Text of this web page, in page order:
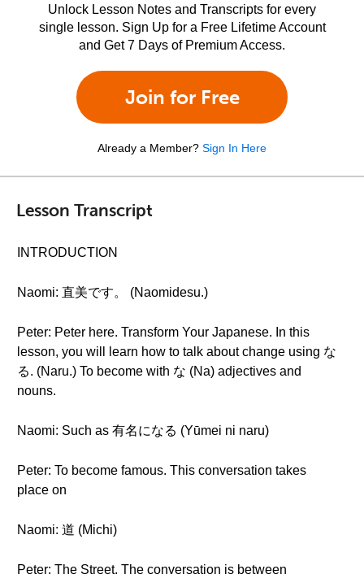
Unlock Lesson Notes and Transcripts for every
single lesson. Sign Up for a Free Lifetime Account
and Get 7 Days of Premium Access.
Join for Free
Already a Member? Sign In Here
Lesson Transcript
INTRODUCTION
Naomi: 直美です。 (Naomidesu.)
Peter: Peter here. Transform Your Japanese. In this
lesson, you will learn how to talk about change using な
る. (Naru.) To become with な (Na) adjectives and
nouns.
Naomi: Such as 有名になる (Yūmei ni naru)
Peter: To become famous. This conversation takes
place on
Naomi: 道 (Michi)
Peter: The Street. The conversation is between